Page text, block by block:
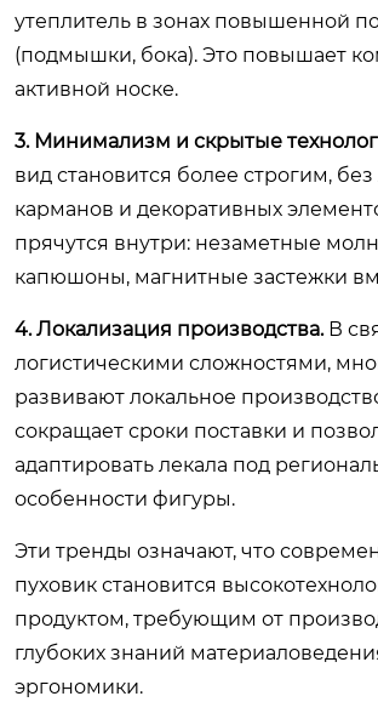
утеплитель в зонах повышенной
(подмышки, бока). Это повышает
активной носке.
3. Минимализм и скрытые
вид становится более строгим,
карманов и декоративных
прячутся внутри: незаметные
капюшоны, магнитные застежки
4. Локализация производства.В
логистическими сложностями,
развивают локальное
сокращает сроки поставки и
адаптировать лекала под
особенности фигуры.
Эти тренды означают, что
пуховик становится
продуктом, требующим от
глубоких знаний
эргономики.